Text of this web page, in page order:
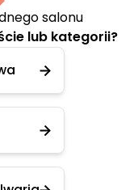
salonu
lub kategorii?